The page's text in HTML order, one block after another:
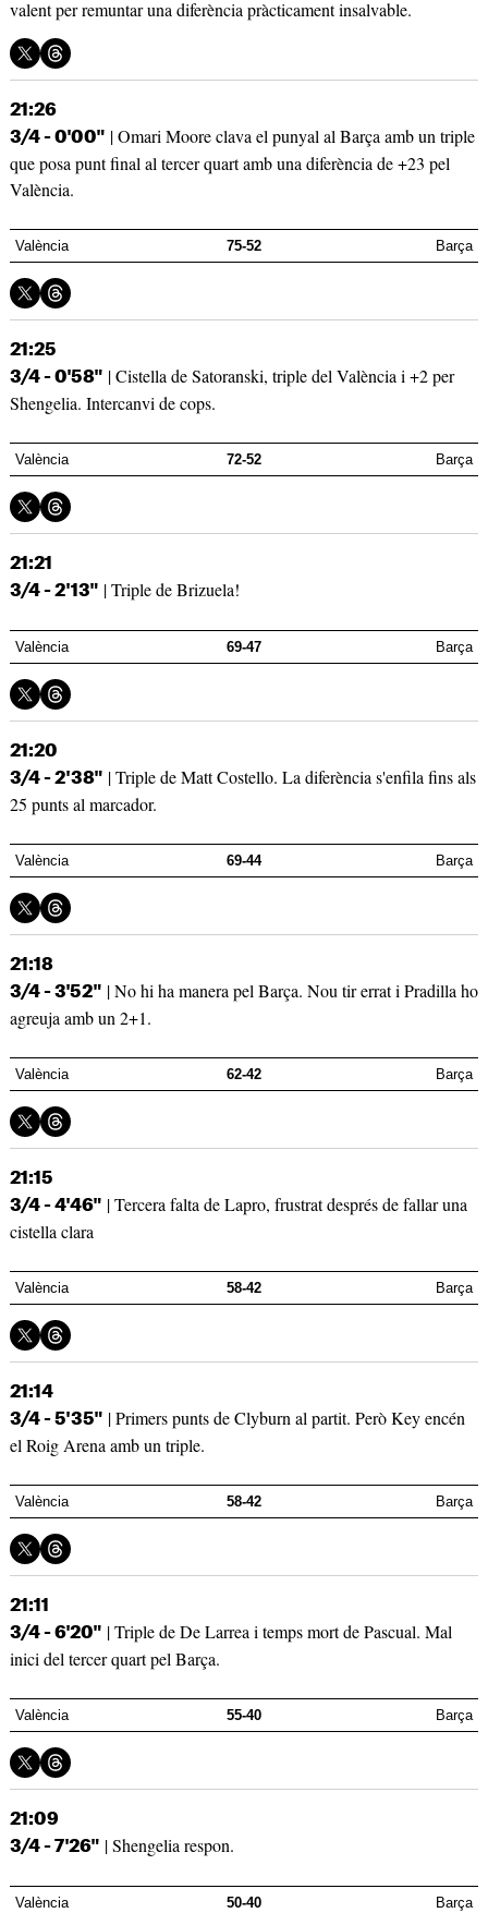
valent per remuntar una diferència pràcticament insalvable.
21:26
3/4 - 0'00" | Omari Moore clava el punyal al Barça amb un triple
que posa punt final al tercer quart amb una diferència de +23 pel
València.
València 75-52 Barça
21:25
3/4 - 0'58" | Cistella de Satoranski, triple del València i +2 per
Shengelia. Intercanvi de cops.
València 72-52 Barça
21:21
3/4 - 2'13" | Triple de Brizuela!
València 69-47 Barça
21:20
3/4 - 2'38" | Triple de Matt Costello. La diferència s'enfila fins als
25 punts al marcador.
València 69-44 Barça
21:18
3/4 - 3'52" | No hi ha manera pel Barça. Nou tir errat i Pradilla ho
agreuja amb un 2+1.
València 62-42 Barça
21:15
3/4 - 4'46" | Tercera falta de Lapro, frustrat després de fallar una
cistella clara
València 58-42 Barça
21:14
3/4 - 5'35" | Primers punts de Clyburn al partit. Però Key encén
el Roig Arena amb un triple.
València 58-42 Barça
21:11
3/4 - 6'20" | Triple de De Larrea i temps mort de Pascual. Mal
inici del tercer quart pel Barça.
València 55-40 Barça
21:09
3/4 - 7'26" | Shengelia respon.
València 50-40 Barça